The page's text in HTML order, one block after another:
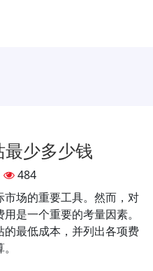
少多少钱
484
场的重要工具。然而，对
是一个重要的考量因素。
最低成本，并列出各项费